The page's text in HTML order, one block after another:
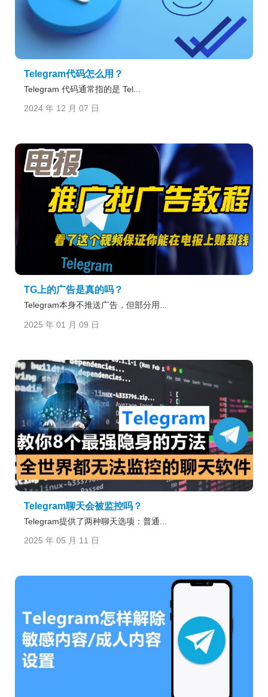
Telegram代码怎么用？
Telegram 代码通常指的是 Tel...
2024 年 12 月 07 日
TG上的广告是真的吗？
Telegram本身不推送广告，但部分用...
2025 年 01 月 09 日
Telegram聊天会被监控吗？
Telegram提供了两种聊天选项：普通...
2025 年 05 月 11 日